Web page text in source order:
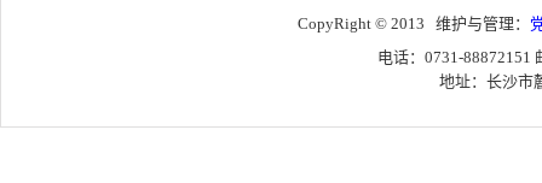
CopyRight © 2013 维护与管理：
电话：0731-88872151
地址：长沙市